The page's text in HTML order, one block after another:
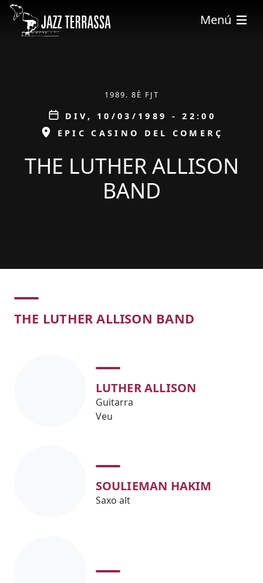
Vés al contingut
Menú
1989. 8È FJT
Data
DIV, 10/03/1989 - 22:00
ESPAI
EPIC CASINO DEL COMERÇ
THE LUTHER ALLISON
BAND
Concert
THE LUTHER ALLISON BAND
LUTHER ALLISON
Guitarra
Veu
SOULIEMAN HAKIM
Saxo alt